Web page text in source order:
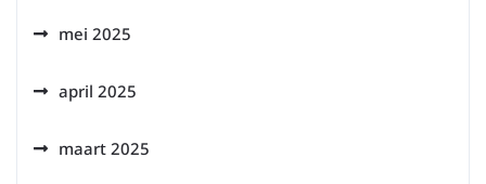
mei 2025
april 2025
maart 2025